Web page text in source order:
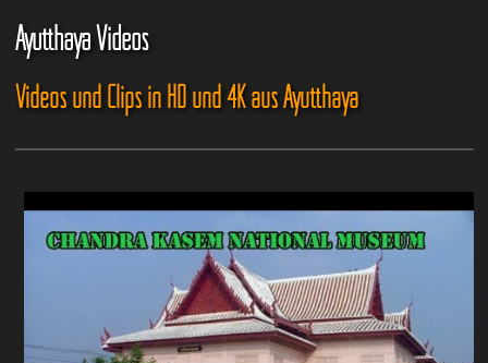
Ayutthaya Videos
Videos und Clips in HD und 4K aus Ayutthaya